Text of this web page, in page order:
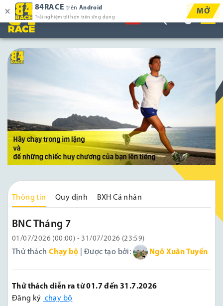
Thông tin Quy định BXH Cá nhân
BNC Tháng 7
01/07/2026 (00:00) - 31/07/2026 (23:59)
Thử thách Chạy bộ | Được tạo bởi: Ngô Xuân Tuyến
Thử thách diễn ra từ 01.7 đến 31.7.2026
Đăng ký chạy bộ
84RACE trên Android
Trải nghiệm tốt hơn trên ứng dụng
MỞ